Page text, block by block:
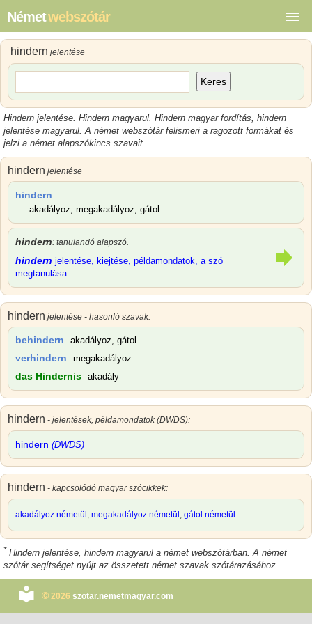
Németwebszótár
hindern jelentése
Keres
Hindern jelentése. Hindern magyarul. Hindern magyarfordítás, hindern
jelentése magyarul. A német webszótár felismeri a ragozott formákat és
jelzi a német alapszókincs szavait.
hindern jelentése
hindern
akadályoz, megakadályoz, gátol
hindern: tanulandó alapszó.
hindern jelentése, kiejtése, példamondatok, a szó
megtanulása.
hindern jelentése - hasonló szavak:
behindern akadályoz, gátol
verhindern megakadályoz
das Hindernis akadály
hindern - jelentések, példamondatok (DWDS):
hindern (DWDS)
hindern - kapcsolódó magyar szócikkek:
akadályoz németül , megakadályoz németül , gátol németül
* Hindern jelentése, hindern magyarul a német webszótárban. A német
szótár segítséget nyújt az összetett német szavak szótárazásához.
© 2026 szotar.nemetmagyar.com